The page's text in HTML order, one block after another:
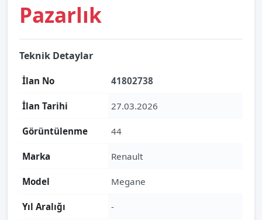
Pazarlık
Teknik Detaylar
İlan No 41802738
İlan Tarihi 27.03.2026
Görüntülenme 44
Marka Renault
Model Megane
Yıl Aralığı -